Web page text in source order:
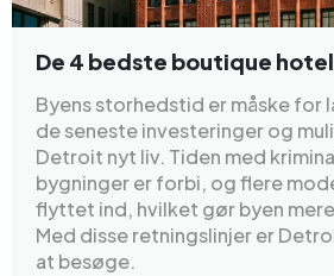
De 4 bedste boutique
Byens storhedstid er måske
de seneste investeringer og
Detroit nyt liv. Tiden med
bygninger er forbi, og flere
flyttet ind, hvilket gør byen
Med disse retningslinjer er
at besøge.